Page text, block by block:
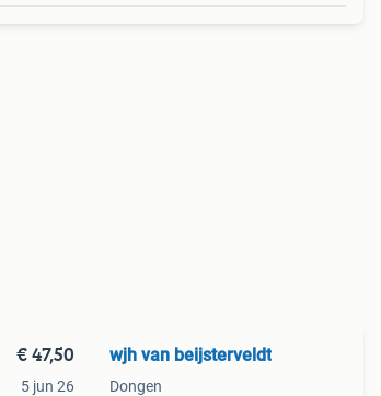
€ 47,50
5 jun 26
wjh van beijsterveldt
Dongen